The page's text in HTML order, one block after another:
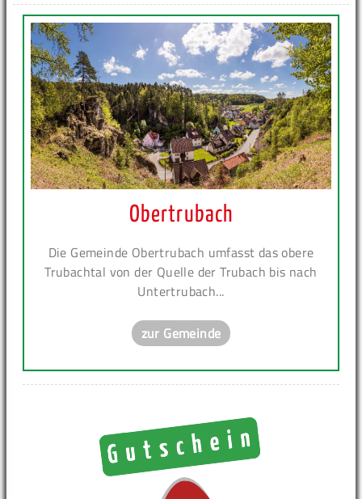
Obertrubach
Die Gemeinde Obertrubach umfasst das obere
Trubachtal von der Quelle der Trubach bis nach
Untertrubach...
zur Gemeinde